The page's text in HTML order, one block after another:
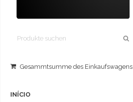
Gesammtsumme des Einkaufswagens
INÍCIO